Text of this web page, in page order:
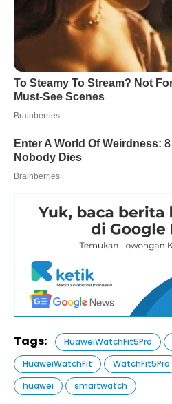
Tags: HuaweiWatchFit5Pro
HuaweiWatchFit
WatchFit5Pro
huawei
smartwatch